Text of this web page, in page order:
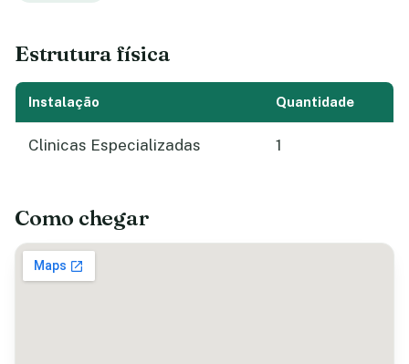
Estrutura física
Instalação Quantidade
Clinicas Especializadas 1
Como chegar